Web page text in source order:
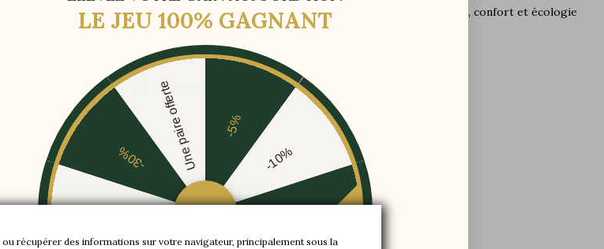
garantissant : légereté, confort et écologie
fil d'ecosse bleu
récupérer des informations sur votre navigateur, principalement sous la
LE JEU 100% GAGNANT
-5%
-10%
-30% Une paire offerte